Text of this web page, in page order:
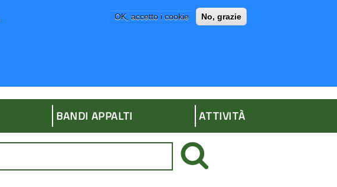
OK, accetto i cookie No, grazie
BANDI APPALTI ATTIVITÀ